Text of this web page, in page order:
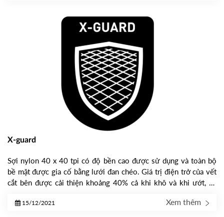
X-guard
Sợi nylon 40 x 40 tpi có độ bền cao được sử dụng và toàn bộ
bề mặt được gia cố bằng lưới đan chéo. Giá trị điện trở của vết
cắt bên được cải thiện khoảng 40% cả khi khô và khi ướt, và
15/12/2021 Xem thêm